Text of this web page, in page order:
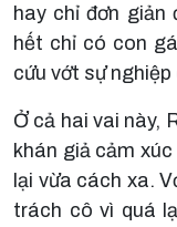
hay chỉ đơn giản
hết chỉ có con
cứu vớt sự nghiệp
Ở cả hai vai này,
khán giả cảm
lại vừa cách xa.
trách cô vì quá